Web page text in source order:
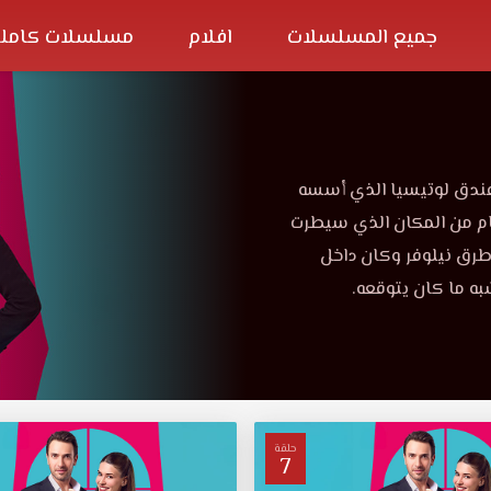
جميع المسلسلات افلام مسلسلات
لوتيسيا الذي أسسه
من المكان الذي سيطرت
نيلوفر وكان داخل
ما كان يتوقعه.
حلقة
7